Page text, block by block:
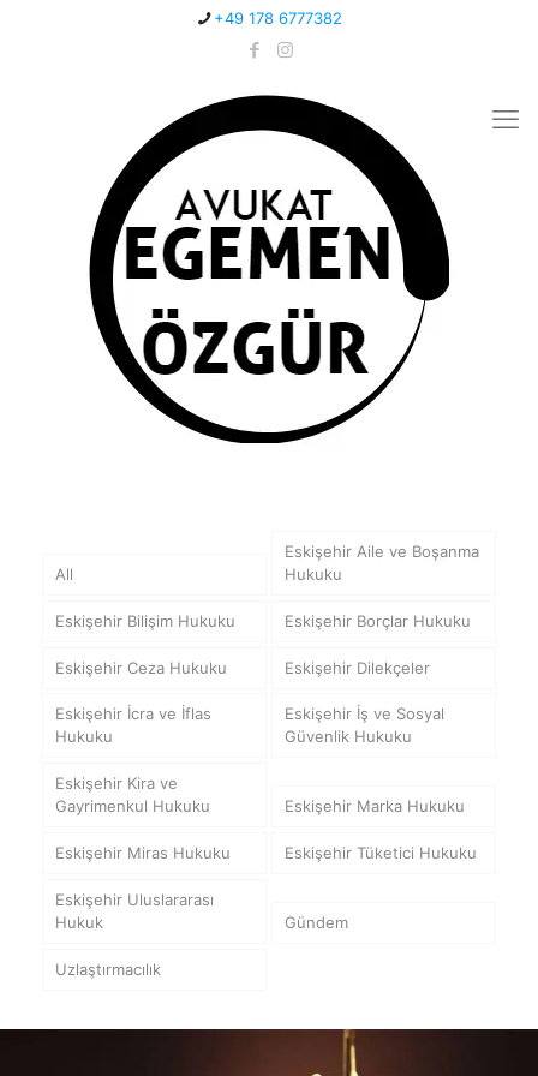
+49 178 6777382
All
Eskişehir Aile ve Boşanma
Hukuku
Eskişehir Bilişim Hukuku Eskişehir Borçlar Hukuku
Eskişehir Ceza Hukuku Eskişehir Dilekçeler
Eskişehir İcra ve İflas
Hukuku
Eskişehir İş ve Sosyal
Güvenlik Hukuku
Eskişehir Kira ve
Gayrimenkul Hukuku
Eskişehir Marka Hukuku
Eskişehir Miras Hukuku Eskişehir Tüketici Hukuku
Eskişehir Uluslararası
Hukuk
Gündem
Uzlaştırmacılık